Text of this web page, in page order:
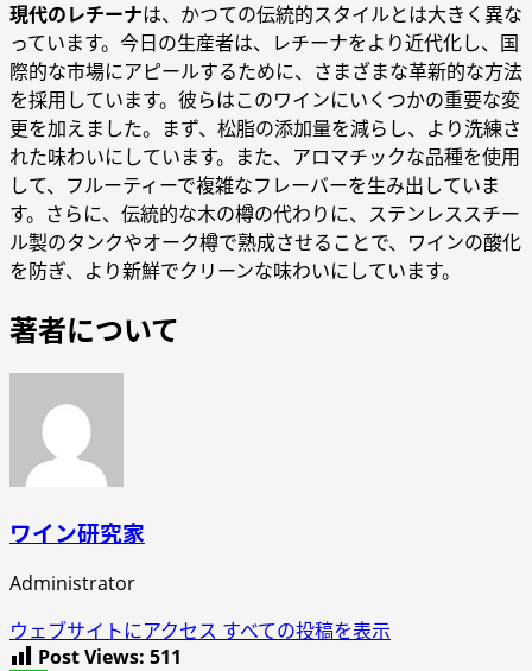
現代のレチーナは、かつての伝統的スタイルとは大きく異な
っています。今日の生産者は、レチーナをより近代化し、国
際的な市場にアピールするために、さまざまな革新的な方法
を採用しています。彼らはこのワインにいくつかの重要な変
更を加えました。まず、松脂の添加量を減らし、より洗練さ
れた味わいにしています。また、アロマチックな品種を使用
して、フルーティーで複雑なフレーバーを生み出していま
す。さらに、伝統的な木の樽の代わりに、ステンレススチー
ル製のタンクやオーク樽で熟成させることで、ワインの酸化
を防ぎ、より新鮮でクリーンな味わいにしています。
著者について
ワイン研究家
Administrator
ウェブサイトにアクセス すべての投稿を表示
Post Views: 511